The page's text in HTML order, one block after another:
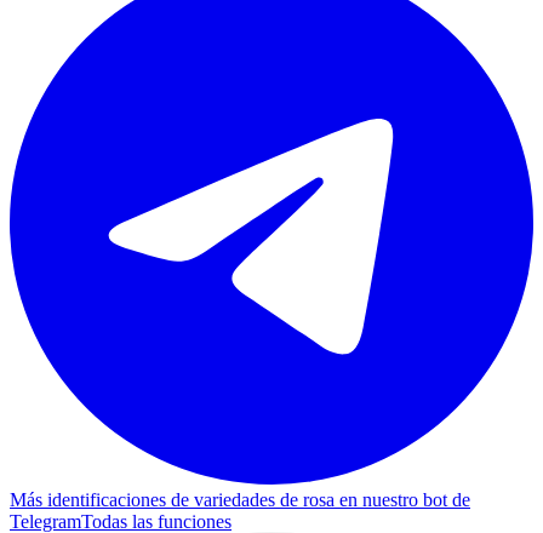
Más identificaciones de variedades de rosa en nuestro bot de
TelegramTodas las funciones